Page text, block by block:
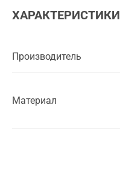
ХАРАКТЕРИСТИКИ
Производитель
Материал